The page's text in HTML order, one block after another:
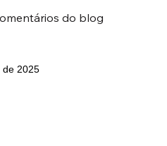
do blog
de 2025